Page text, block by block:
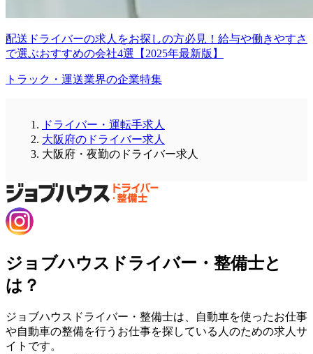
配送ドライバーの求人をお探しの方必見！給与や働きやすさ
で選ぶおすすめの会社4選【2025年最新版】
トラック・運送業界の企業特集
ドライバー・運転手求人
大阪府のドライバー求人
大阪府・夜勤のドライバー求人
ジョブハウスドライバー・整備士と
は？
ジョブハウスドライバー・整備士は、自動車を使ったお仕事
や自動車の整備を行うお仕事を探している人のための求人サ
イトです。